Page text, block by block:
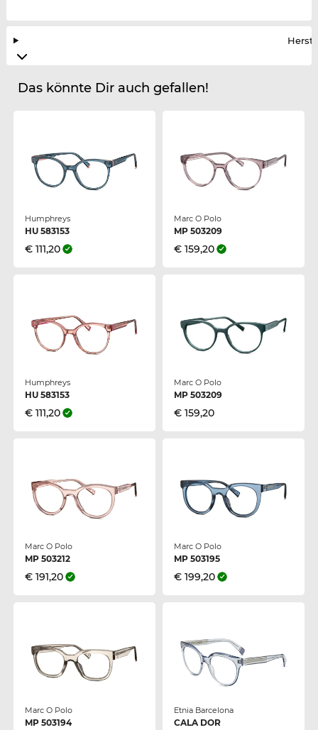
Das könnte Dir auch gefallen!
Humphreys
HU 583153
€ 111,20
Marc O Polo
MP 503209
€ 159,20
Humphreys
HU 583153
€ 111,20
Marc O Polo
MP 503209
€ 159,20
Marc O Polo
MP 503212
€ 191,20
Marc O Polo
MP 503195
€ 199,20
Marc O Polo
MP 503194
Etnia Barcelona
CALA DOR